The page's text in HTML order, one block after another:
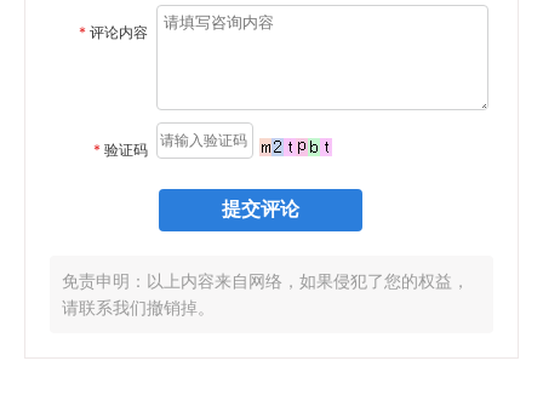
* 评论内容
* 验证码
免责申明：以上内容来自网络，如果侵犯了您的权益，
请联系我们撤销掉。